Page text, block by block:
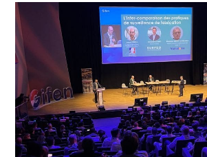
# Retour à toutes les actualités